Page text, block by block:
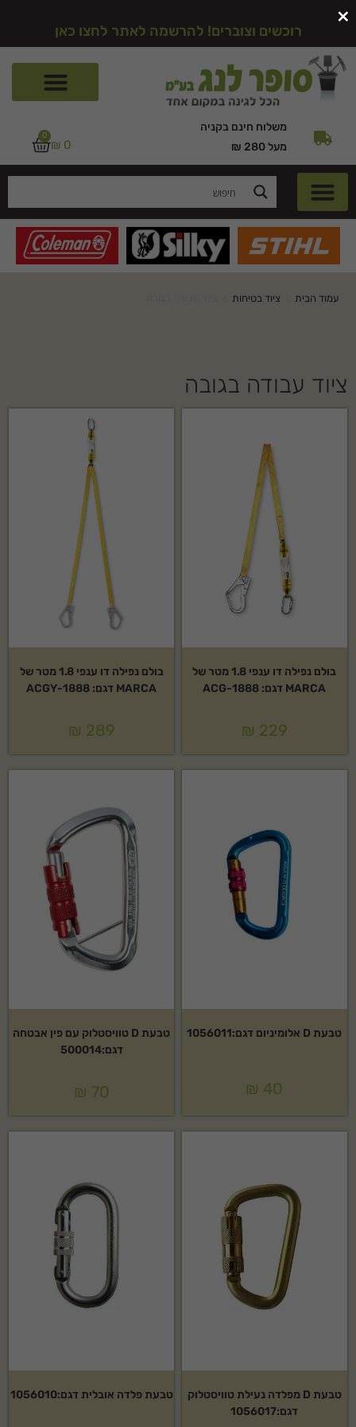
רוכשים וצוברים! להרשמה לאתר לחצו כאן
משלוח חינם בקניה
מעל 280 ₪
₪ 0
0
עמוד הבית ציוד בטיחות
ציוד עבודה בגובה
בולם נפילה דו ענפי 1.8 מטר של
MARCA דגם: 1888-ACG
₪ 229
בולם נפילה דו ענפי 1.8 מטר של
MARCA דגם: 1888-ACGY
₪ 289
טבעת D אלומיניום דגם:1056011
₪ 40
טבעת D טוויסטלוק עם פין אבטחה
דגם:500014
₪ 70
טבעת D מפלדה נעילת טוויסטלוק
דגם:1056017
טבעת פלדה אובלית דגם:1056010
×